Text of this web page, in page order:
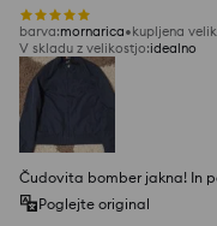
barva:mornarica kupljena
V skladu z velikostjo:idealno
Čudovita bomber jakna! In
Poglejte original